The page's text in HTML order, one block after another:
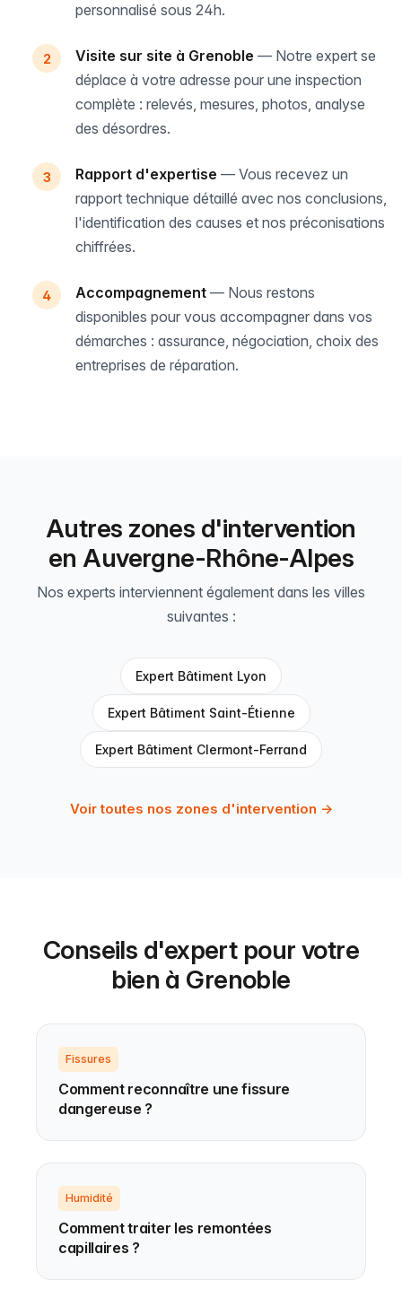
personnalisé sous 24h.
Visite sur site à Grenoble — Notre expert se
déplace à votre adresse pour une inspection
complète : relevés, mesures, photos, analyse
des désordres.
Rapport d'expertise — Vous recevez un
rapport technique détaillé avec nos conclusions,
l'identification des causes et nos préconisations
chiffrées.
Accompagnement — Nous restons
disponibles pour vous accompagner dans vos
démarches : assurance, négociation, choix des
entreprises de réparation.
Autres zones d'intervention
en Auvergne-Rhône-Alpes
Nos experts interviennent également dans les villes
suivantes :
Expert Bâtiment Lyon
Expert Bâtiment Saint-Étienne
Expert Bâtiment Clermont-Ferrand
Voir toutes nos zones d'intervention →
Conseils d'expert pour votre
bien à Grenoble
Fissures
Comment reconnaître une fissure
dangereuse ?
Humidité
Comment traiter les remontées
capillaires ?